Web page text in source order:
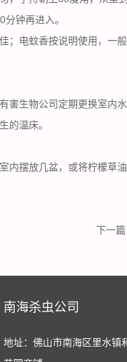
钟再进入。
电蚊香按说明使用，一
害生物公司定期更换室内
的温床。
摆放几盆，或将柠檬草
下一篇
南海杀虫公司
地址：佛山市南海区里水镇